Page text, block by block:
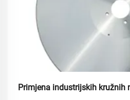
Primjena industrijskih kružnih